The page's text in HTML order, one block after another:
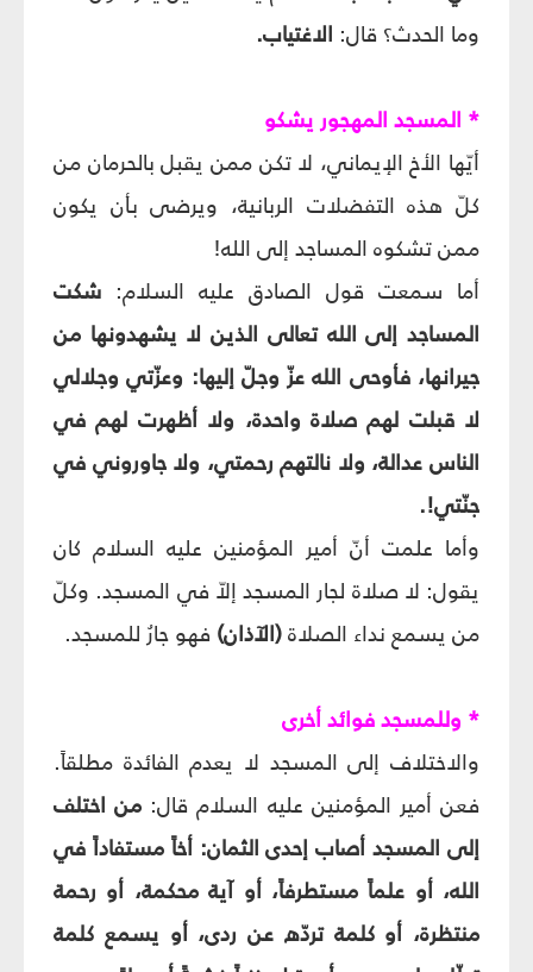
وما الحدث؟ قال: الاغتياب.
* المسجد المهجور يشكو
أيّها الأخ الإيماني، لا تكن ممن يقبل بالحرمان من
كلّ هذه التفضلات الربانية، ويرضى بأن يكون
ممن تشكوه المساجد إلى الله!
أما سمعت قول الصادق عليه السلام: شكت
المساجد إلى الله تعالى الذين لا يشهدونها من
جيرانها، فأوحى الله عزّ وجلّ إليها: وعزّتي وجلالي
لا قبلت لهم صلاة واحدة، ولا أظهرت لهم في
الناس عدالة، ولا نالتهم رحمتي، ولا جاوروني في
جنّتي!.
وأما علمت أنّ أمير المؤمنين عليه السلام كان
يقول: لا صلاة لجار المسجد إلاّ في المسجد. وكلّ
من يسمع نداء الصلاة(الآذان) فهو جارُ للمسجد.
* وللمسجد فوائد أخرى
والاختلاف إلى المسجد لا يعدم الفائدة مطلقاً.
فعن أمير المؤمنين عليه السلام قال: من اختلف
إلى المسجد أصاب إحدى الثمان: أخاً مستفاداً في
الله، أو علماً مستطرفاً، أو آية محكمة، أو رحمة
منتظرة، أو كلمة تردّه عن ردى، أو يسمع كلمة